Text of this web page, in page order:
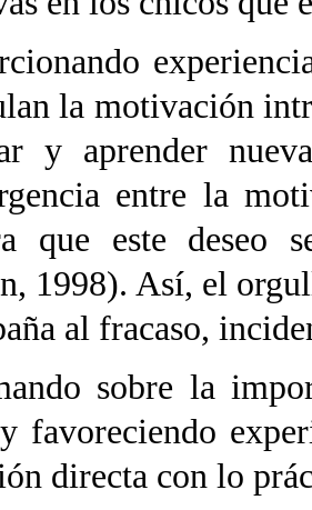
la motivación
y aprender
entre la
que este deseo
1998). Así, el
al fracaso,
sobre la
favoreciendo
directa con lo